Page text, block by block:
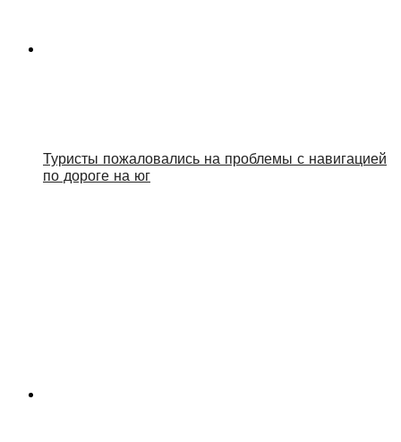
Туристы пожаловались на проблемы с навигацией
по дороге на юг